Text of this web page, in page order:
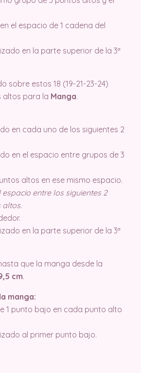
el espacio de 1 cadena del
en la parte superior de la 3ª
sobre estos 18 (19-21-23-24)
altos para la Manga.
en cada uno de los siguientes 2
en el espacio entre grupos de 3
altos en ese mismo espacio.
entre los siguientes 2
altos.
en la parte superior de la 3ª
que la manga desde la
cm.
manga:
1 punto bajo en cada punto alto
al primer punto bajo.